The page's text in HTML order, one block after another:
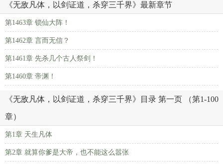
《无敌凡体，以剑证道，杀穿三千界》最新章节
第1463章 锁仙大阵！
第1462章 言而无信？
第1461章 先杀几个古人祭剑！
第1460章 帝渊！
《无敌凡体，以剑证道，杀穿三千界》目录 第一页 （第1-100
章）
第1章 天生凡体
第2章 就算你爹是大帝，也不能这么嚣张